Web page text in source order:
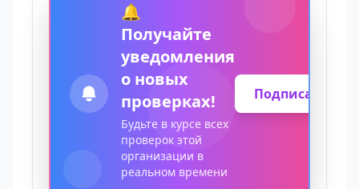
🔔
Получайте
уведомления
о новых
проверках!
Будьте в курсе всех
проверок этой
организации в
реальном времени
Подписаться